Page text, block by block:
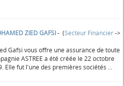
ZIED GAFSI- (Secteur Financier->
Gafsi vous offre une assurance de toute
ASTREE a été créée le 22 octobre
Elle fut l'une des premières sociétés ...